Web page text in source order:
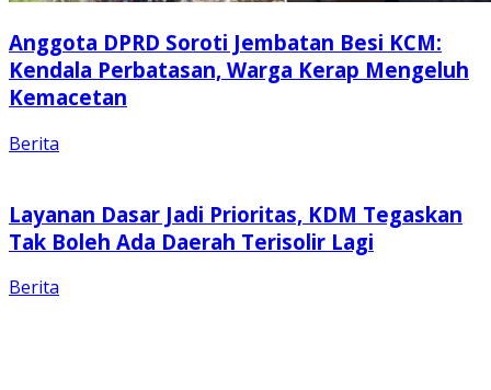
Anggota DPRD Soroti Jembatan Besi KCM:
Kendala Perbatasan, Warga Kerap Mengeluh
Kemacetan
Berita
Layanan Dasar Jadi Prioritas, KDM Tegaskan
Tak Boleh Ada Daerah Terisolir Lagi
Berita